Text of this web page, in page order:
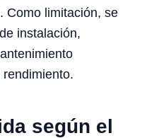
Como limitación, se
instalación,
según el